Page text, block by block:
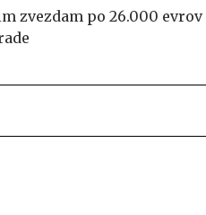
zvezdam po 26.000 evrov